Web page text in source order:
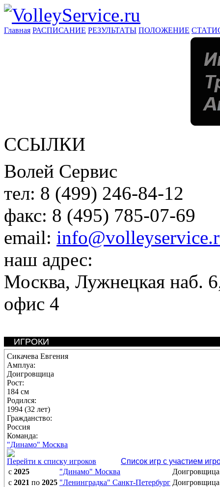
Главная РАСПИСАНИЕ РЕЗУЛЬТАТЫ ПОЛОЖЕНИЕ
ССЫЛКИ
Волей Сервис
тел: 8 (499) 246-84-12
факс: 8 (495) 785-07-69
email:
наш адрес:
Москва, Лужнецкая наб.
офис 4
ИГРОКИ
Сикачева Евгения
Амплуа:
Доигровщица
Рост:
184 см
Родился:
1994 (32 лет)
Гражданство:
Россия
Команда:
"Динамо" Москва
Перейти к списку игроков
Список игр с участием
с 2025 "Динамо" Москва
Доигровщица
с 2021 по 2025 "Ленинградка" Санкт-Петербург Доигровщица